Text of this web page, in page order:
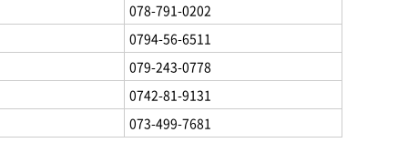
078-791-0202
0794-56-6511
079-243-0778
0742-81-9131
073-499-7681